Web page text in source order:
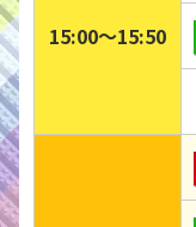
15:00〜15:50